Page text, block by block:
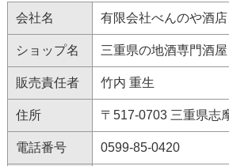
会社名 有限会社べんのや酒店
ショップ名 三重県の地酒専門酒屋
販売責任者 竹内 重生
住所 〒517-0703 三重県志
電話番号 0599-85-0420